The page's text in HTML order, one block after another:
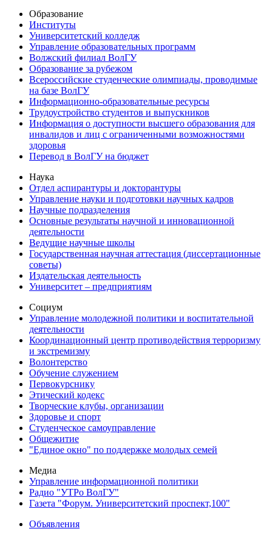
Образование
Институты
Университетский колледж
Управление образовательных программ
Волжский филиал ВолГУ
Образование за рубежом
Всероссийские студенческие олимпиады, проводимые
на базе ВолГУ
Информационно-образовательные ресурсы
Трудоустройство студентов и выпускников
Информация о доступности высшего образования для
инвалидов и лиц с ограниченными возможностями
здоровья
Перевод в ВолГУ на бюджет
Наука
Отдел аспирантуры и докторантуры
Управление науки и подготовки научных кадров
Научные подразделения
Основные результаты научной и инновационной
деятельности
Ведущие научные школы
Государственная научная аттестация (диссертационные
советы)
Издательская деятельность
Университет – предприятиям
Социум
Управление молодежной политики и воспитательной
деятельности
Координационный центр противодействия терроризму
и экстремизму
Волонтерство
Обучение служением
Первокурснику
Этический кодекс
Творческие клубы, организации
Здоровье и спорт
Студенческое самоуправление
Общежитие
"Единое окно" по поддержке молодых семей
Медиа
Управление информационной политики
Радио "УТРо ВолГУ"
Газета "Форум. Университетский проспект,100"
Объявления